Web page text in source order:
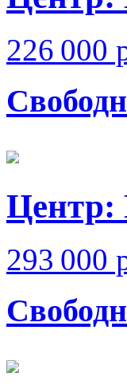
226 000
Центр:
293 000